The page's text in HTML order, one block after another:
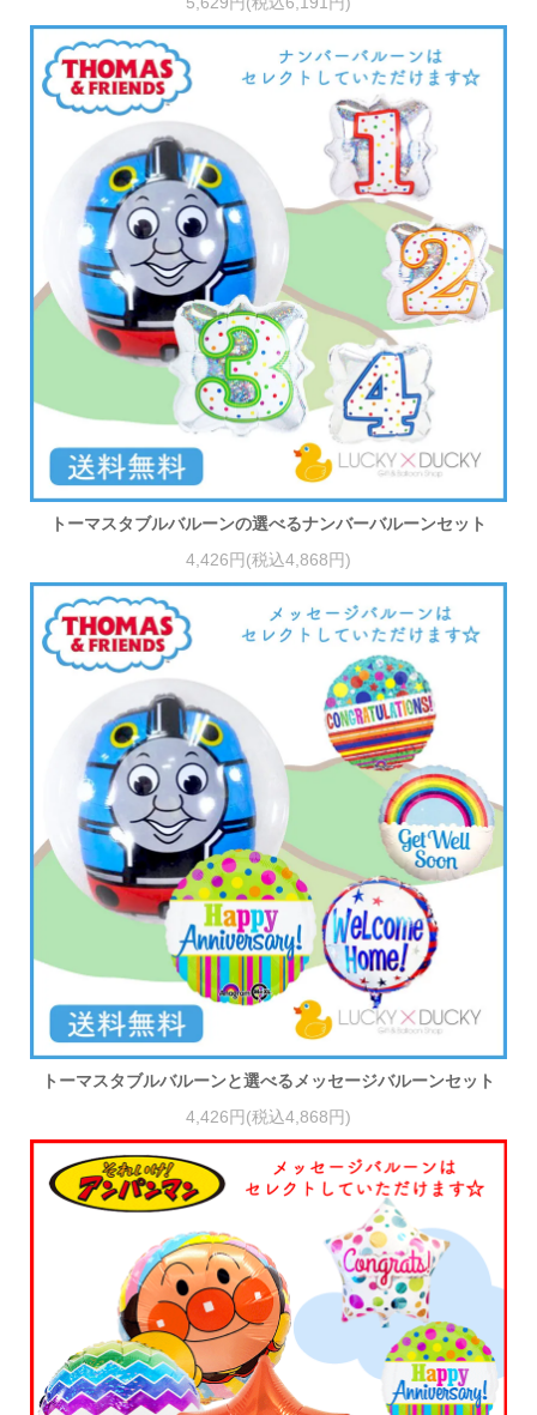
トーマスタブルバルーンの選べるナンバーバルーンセット
4,426円(税込4,868円)
トーマスタブルバルーンと選べるメッセージバルーンセット
4,426円(税込4,868円)